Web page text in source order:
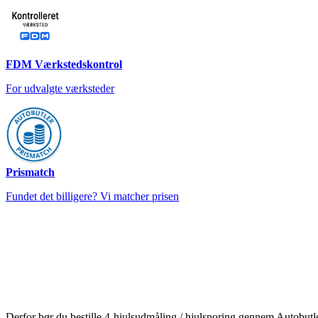
FDM Værkstedskontrol
For udvalgte værksteder
Prismatch
Fundet det billigere? Vi matcher prisen